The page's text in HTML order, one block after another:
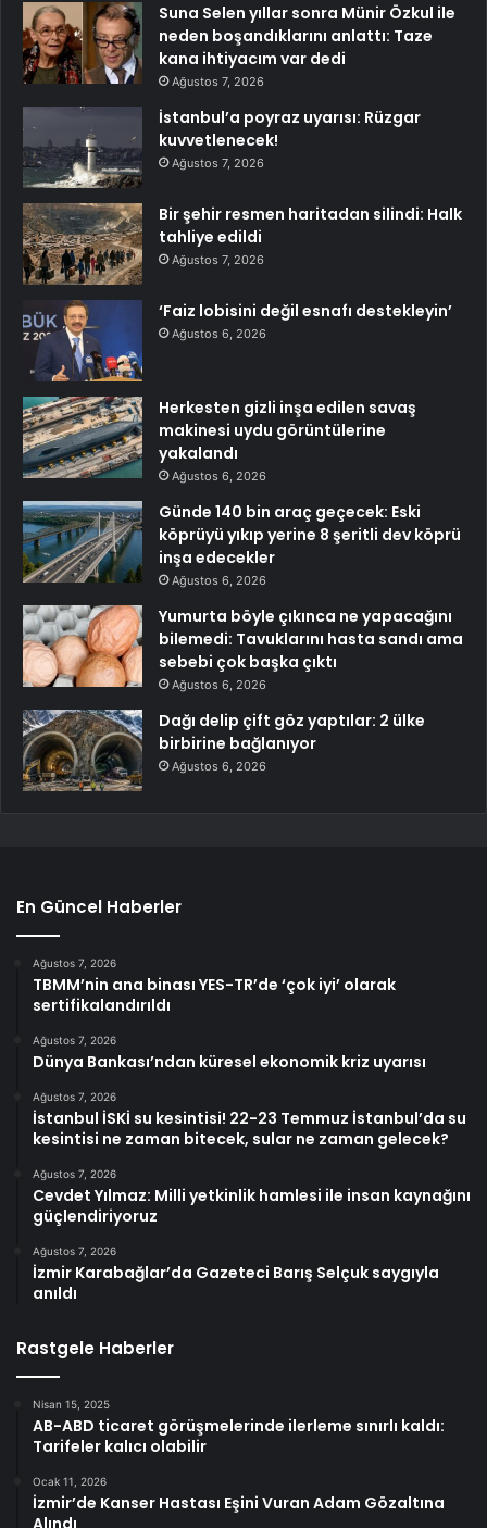
Suna Selen yıllar sonra Münir Özkul ile
neden boşandıklarını anlattı: Taze
kana ihtiyacım var dedi
Ağustos 7, 2026
İstanbul’a poyraz uyarısı: Rüzgar
kuvvetlenecek!
Ağustos 7, 2026
Bir şehir resmen haritadan silindi: Halk
tahliye edildi
Ağustos 7, 2026
‘Faiz lobisini değil esnafı destekleyin’
Ağustos 6, 2026
Herkesten gizli inşa edilen savaş
makinesi uydu görüntülerine
yakalandı
Ağustos 6, 2026
Günde 140 bin araç geçecek: Eski
köprüyü yıkıp yerine 8 şeritli dev köprü
inşa edecekler
Ağustos 6, 2026
Yumurta böyle çıkınca ne yapacağını
bilemedi: Tavuklarını hasta sandı ama
sebebi çok başka çıktı
Ağustos 6, 2026
Dağı delip çift göz yaptılar: 2 ülke
birbirine bağlanıyor
Ağustos 6, 2026
En Güncel Haberler
Ağustos 7, 2026
TBMM’nin ana binası YES-TR’de ‘çok iyi’ olarak
sertifikalandırıldı
Ağustos 7, 2026
Dünya Bankası’ndan küresel ekonomik kriz uyarısı
Ağustos 7, 2026
İstanbul İSKİ su kesintisi! 22-23 Temmuz İstanbul’da su
kesintisi ne zaman bitecek, sular ne zaman gelecek?
Ağustos 7, 2026
Cevdet Yılmaz: Milli yetkinlik hamlesi ile insan kaynağını
güçlendiriyoruz
Ağustos 7, 2026
İzmir Karabağlar’da Gazeteci Barış Selçuk saygıyla
anıldı
Rastgele Haberler
Nisan 15, 2025
AB-ABD ticaret görüşmelerinde ilerleme sınırlı kaldı:
Tarifeler kalıcı olabilir
Ocak 11, 2026
İzmir’de Kanser Hastası Eşini Vuran Adam Gözaltına
Alındı